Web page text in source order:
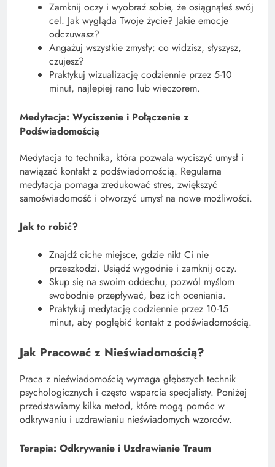
Zamknij oczy i wyobraź sobie, że osiągnąłeś swój
cel. Jak wygląda Twoje życie? Jakie emocje
odczuwasz?
Angażuj wszystkie zmysły: co widzisz, słyszysz,
czujesz?
Praktykuj wizualizację codziennie przez 5-10
minut, najlepiej rano lub wieczorem.
Medytacja: Wyciszenie i Połączenie z
Podświadomością
Medytacja to technika, która pozwala wyciszyć umysł i
nawiązać kontakt z podświadomością. Regularna
medytacja pomaga zredukować stres, zwiększyć
samoświadomość i otworzyć umysł na nowe możliwości.
Jak to robić?
Znajdź ciche miejsce, gdzie nikt Ci nie
przeszkodzi. Usiądź wygodnie i zamknij oczy.
Skup się na swoim oddechu, pozwól myślom
swobodnie przepływać, bez ich oceniania.
Praktykuj medytację codziennie przez 10-15
minut, aby pogłębić kontakt z podświadomością.
Jak Pracować z Nieświadomością?
Praca z nieświadomością wymaga głębszych technik
psychologicznych i często wsparcia specjalisty. Poniżej
przedstawiamy kilka metod, które mogą pomóc w
odkrywaniu i uzdrawianiu nieświadomych wzorców.
Terapia: Odkrywanie i Uzdrawianie Traum